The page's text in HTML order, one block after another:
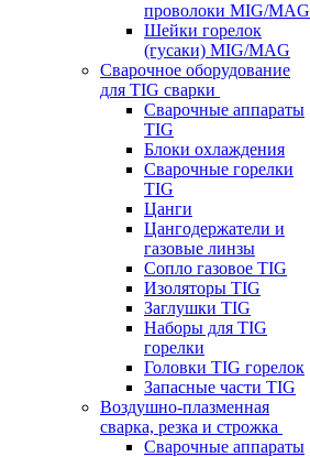
проволоки MIG/MAG
Шейки горелок
(гусаки) MIG/MAG
Сварочное оборудование
для TIG сварки
Сварочные аппараты
TIG
Блоки охлаждения
Сварочные горелки
TIG
Цанги
Цангодержатели и
газовые линзы
Сопло газовое TIG
Изоляторы TIG
Заглушки TIG
Наборы для TIG
горелки
Головки TIG горелок
Запасные части TIG
Воздушно-плазменная
сварка, резка и строжка
Сварочные аппараты